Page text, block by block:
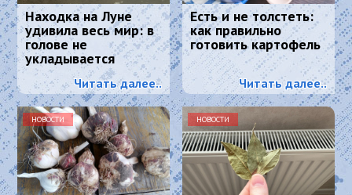
Находка на Луне
удивила весь мир: в
голове не
укладывается
Читать далее..
Есть и не толстеть:
как правильно
готовить картофель
Читать далее..
НОВОСТИ НОВОСТИ